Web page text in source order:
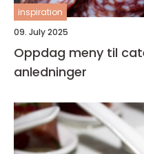
inspiration
09. July 2025
Oppdag meny til
anledninger